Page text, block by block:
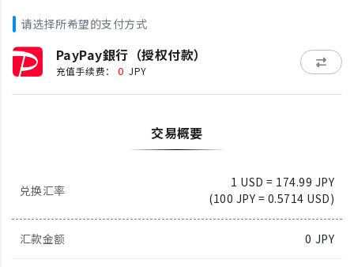
请选择所希望的支付方式
PayPay銀行（授权付款）
充值手续费： 0 JPY
交易概要
兑换汇率
1 USD = 174.99 JPY
(100 JPY = 0.5714 USD)
汇款金额 0 JPY